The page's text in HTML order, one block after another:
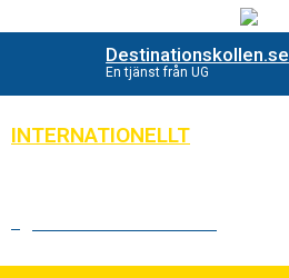
Destinationskollen.se
En tjänst från UG
INTERNATIONELLT